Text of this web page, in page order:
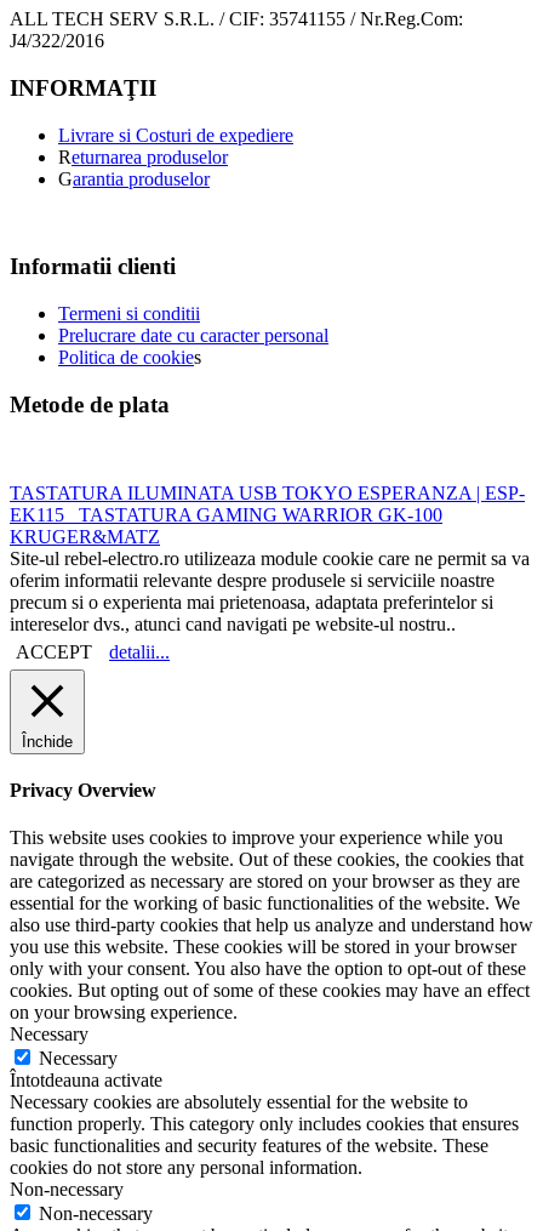
ALL TECH SERV S.R.L. / CIF: 35741155 / Nr.Reg.Com:
J4/322/2016
INFORMAŢII
Livrare si Costuri de expediere
Returnarea produselor
Garantia produselor
Informatii clienti
Termeni si conditii
Prelucrare date cu caracter personal
Politica de cookies
Metode de plata
TASTATURA ILUMINATA USB TOKYO ESPERANZA | ESP-
EK115
TASTATURA GAMING WARRIOR GK-100
KRUGER&MATZ
Site-ul rebel-electro.ro utilizeaza module cookie care ne permit sa va
oferim informatii relevante despre produsele si serviciile noastre
precum si o experienta mai prietenoasa, adaptata preferintelor si
intereselor dvs., atunci cand navigati pe website-ul nostru..
ACCEPT
detalii...
Închide
Privacy Overview
This website uses cookies to improve your experience while you
navigate through the website. Out of these cookies, the cookies that
are categorized as necessary are stored on your browser as they are
essential for the working of basic functionalities of the website. We
also use third-party cookies that help us analyze and understand how
you use this website. These cookies will be stored in your browser
only with your consent. You also have the option to opt-out of these
cookies. But opting out of some of these cookies may have an effect
on your browsing experience.
Necessary
Necessary
Întotdeauna activate
Necessary cookies are absolutely essential for the website to
function properly. This category only includes cookies that ensures
basic functionalities and security features of the website. These
cookies do not store any personal information.
Non-necessary
Non-necessary